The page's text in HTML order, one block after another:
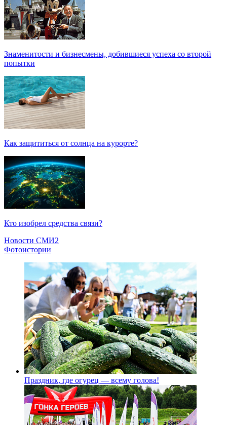
Знаменитости и бизнесмены, добившиеся успеха со второй
попытки
Как защититься от солнца на курорте?
Кто изобрел средства связи?
Новости СМИ2
Фотоистории
Праздник, где огурец — всему голова!